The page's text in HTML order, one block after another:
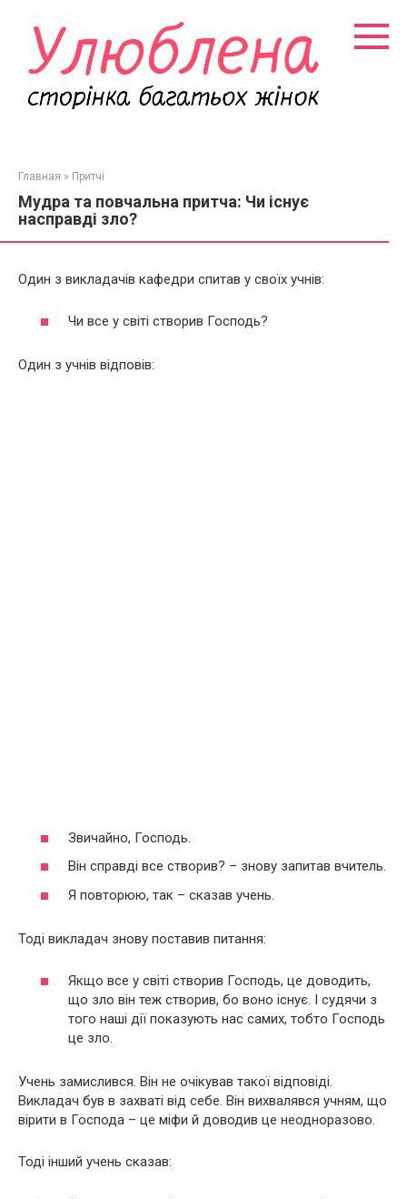
контенту
Главная » Притчі
Мудра та повчальна притча: Чи існує
насправді зло?
Один з викладачів кафедри спитав у своїх учнів:
Чи все у світі створив Господь?
Один з учнів відповів:
Звичайно, Господь.
Він справді все створив? – знову запитав вчитель.
Я повторюю, так – сказав учень.
Тоді викладач знову поставив питання:
Якщо все у світі створив Господь, це доводить,
що зло він теж створив, бо воно існує. І судячи з
того наші дії показують нас самих, тобто Господь
це зло.
Учень замислився. Він не очікував такої відповіді.
Викладач був в захваті від себе. Він вихвалявся учням, що
вірити в Господа – це міфи й доводив це неодноразово.
Тоді інший учень сказав: